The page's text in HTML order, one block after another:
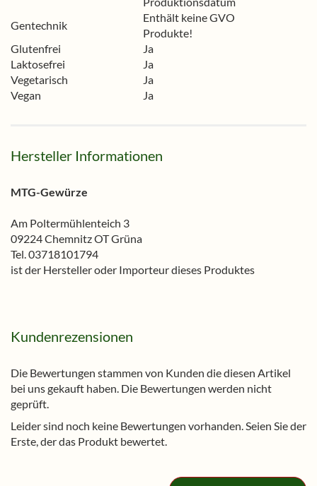
Gentechnik
Enthält keine GVO
Produkte!
Glutenfrei
Ja
Laktosefrei
Ja
Vegetarisch
Ja
Vegan
Ja
Hersteller Informationen
MTG-Gewürze
Am Poltermühlenteich 3
09224 Chemnitz OT Grüna
Tel. 03718101794
ist der Hersteller oder Importeur dieses Produktes
Kundenrezensionen
Die Bewertungen stammen von Kunden die diesen Artikel
bei uns gekauft haben. Die Bewertungen werden nicht
geprüft.
Leider sind noch keine Bewertungen vorhanden. Seien Sie der
Erste, der das Produkt bewertet.